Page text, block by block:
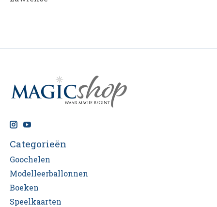
Categorieën
Goochelen
Modelleerballonnen
Boeken
Speelkaarten